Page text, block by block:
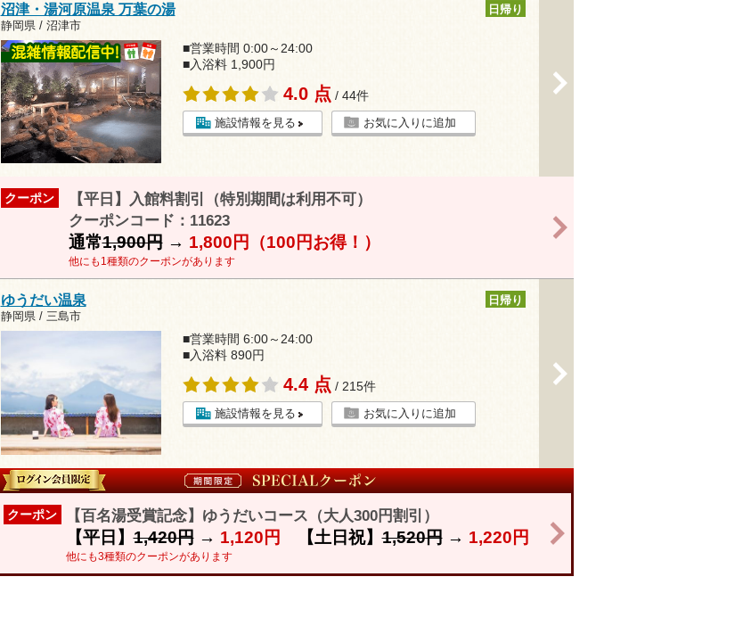
沼津・湯河原温泉 万葉の湯
静岡県 / 沼津市
日帰り
■営業時間 0:00～24:00
■入浴料 1,900円
4.0 点 / 44件
施設情報を見る お気に入りに追加
クーポン
【平日】入館料割引（特別期間は利用不可）
クーポンコード：11623
通常1,900円→ 1,800円（100円お得！）
他にも1種類のクーポンがあります
ゆうだい温泉
静岡県 / 三島市
日帰り
■営業時間 6:00～24:00
■入浴料 890円
4.4 点 / 215件
施設情報を見る お気に入りに追加
クーポン 【百名湯受賞記念】ゆうだいコース（大人300円割引）
【平日】1,420円→ 1,120円 【土日祝】1,520円→ 1,220円
他にも3種類のクーポンがあります
>